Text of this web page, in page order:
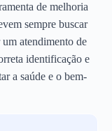
de melhoria
sempre buscar
atendimento de
identificação e
a saúde e o bem-